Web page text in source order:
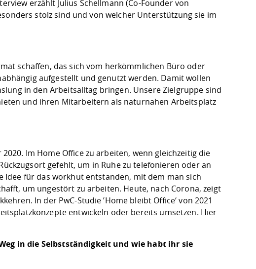
erzählt Julius Schellmann (Co-Founder von
stolz sind und von welcher Unterstützung sie im
schaffen, das sich vom herkömmlichen Büro oder
aufgestellt und genutzt werden. Damit wollen
in den Arbeitsalltag bringen. Unsere Zielgruppe sind
und ihren Mitarbeitern als naturnahen Arbeitsplatz
Im Home Office zu arbeiten, wenn gleichzeitig die
gefehlt, um in Ruhe zu telefonieren oder an
Idee für das workhut entstanden, mit dem man sich
um ungestört zu arbeiten. Heute, nach Corona, zeigt
In der PwC-Studie ’Home bleibt Office‘ von 2021
entwickeln oder bereits umsetzen. Hier
in die Selbstständigkeit und wie habt ihr sie